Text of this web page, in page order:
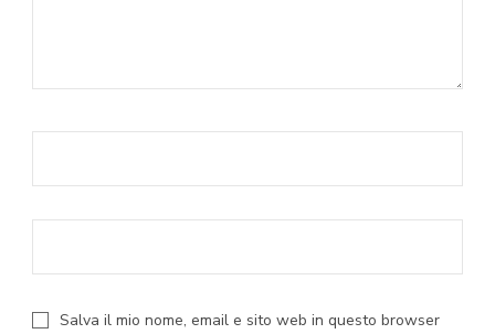
Salva il mio nome, email e sito web in questo browser